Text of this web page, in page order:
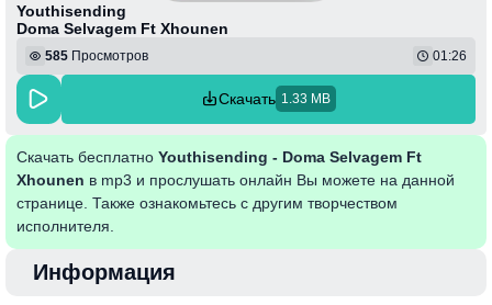
Youthisending
Doma Selvagem Ft Xhounen
585 Просмотров 01:26
Скачать 1.33 MB
Скачать бесплатно Youthisending - Doma Selvagem Ft
Xhounen в mp3 и прослушать онлайн Вы можете на данной
странице. Также ознакомьтесь с другим творчеством
исполнителя.
Информация